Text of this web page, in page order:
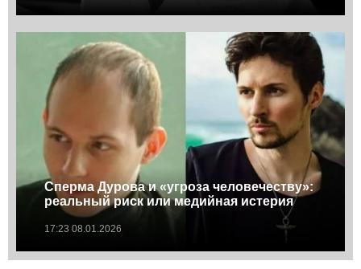
Сперма Дурова и «угроза человечеству»:
реальный риск или медийная истерия
17:23 08.01.2026